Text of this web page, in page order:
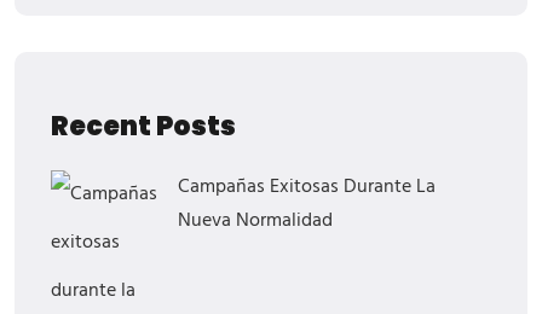
Recent Posts
Campañas Exitosas Durante La
Nueva Normalidad